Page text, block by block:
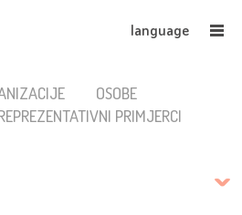
language
OSOBE
PRIMJERCI